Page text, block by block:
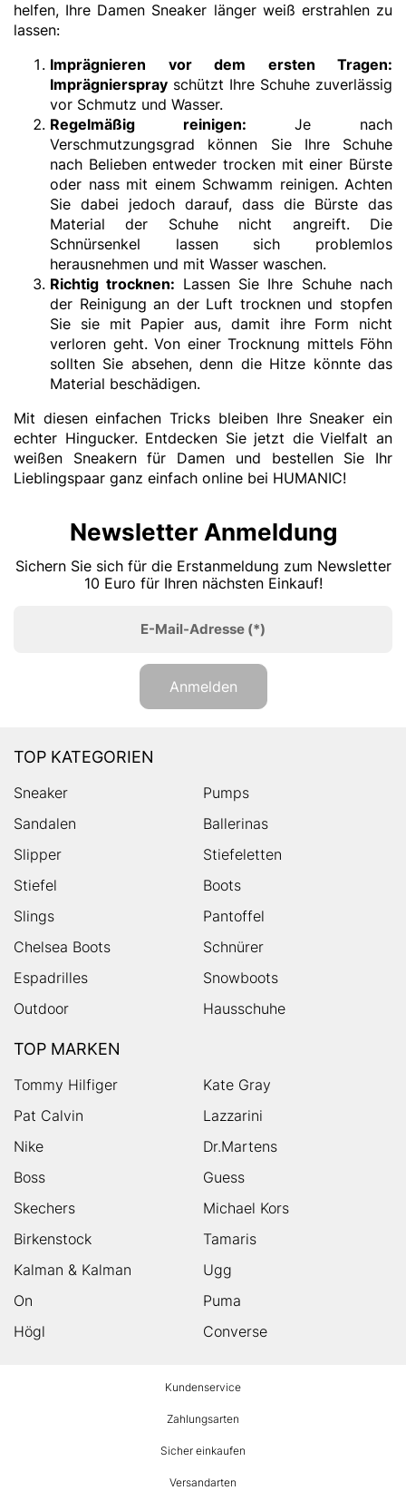
helfen, Ihre Damen Sneaker länger weiß erstrahlen zu
lassen:
Imprägnieren vor dem ersten Tragen:
Imprägnierspray schützt Ihre Schuhe zuverlässig
vor Schmutz und Wasser.
Regelmäßig reinigen: Je nach
Verschmutzungsgrad können Sie Ihre Schuhe
nach Belieben entweder trocken mit einer Bürste
oder nass mit einem Schwamm reinigen. Achten
Sie dabei jedoch darauf, dass die Bürste das
Material der Schuhe nicht angreift. Die
Schnürsenkel lassen sich problemlos
herausnehmen und mit Wasser waschen.
Richtig trocknen: Lassen Sie Ihre Schuhe nach
der Reinigung an der Luft trocknen und stopfen
Sie sie mit Papier aus, damit ihre Form nicht
verloren geht. Von einer Trocknung mittels Föhn
sollten Sie absehen, denn die Hitze könnte das
Material beschädigen.
Mit diesen einfachen Tricks bleiben Ihre Sneaker ein
echter Hingucker. Entdecken Sie jetzt die Vielfalt an
weißen Sneakern für Damen und bestellen Sie Ihr
Lieblingspaar ganz einfach online bei HUMANIC!
Newsletter Anmeldung
Sichern Sie sich für die Erstanmeldung zum Newsletter
10 Euro für Ihren nächsten Einkauf!
E-Mail-Adresse (*)
Anmelden
TOP KATEGORIEN
Sneaker
Pumps
Sandalen
Ballerinas
Slipper
Stiefeletten
Stiefel
Boots
Slings
Pantoffel
Chelsea Boots
Schnürer
Espadrilles
Snowboots
Outdoor
Hausschuhe
TOP MARKEN
Tommy Hilfiger
Kate Gray
Pat Calvin
Lazzarini
Nike
Dr.Martens
Boss
Guess
Skechers
Michael Kors
Birkenstock
Tamaris
Kalman & Kalman
Ugg
On
Puma
Högl
Converse
Kundenservice
Zahlungsarten
Sicher einkaufen
Versandarten